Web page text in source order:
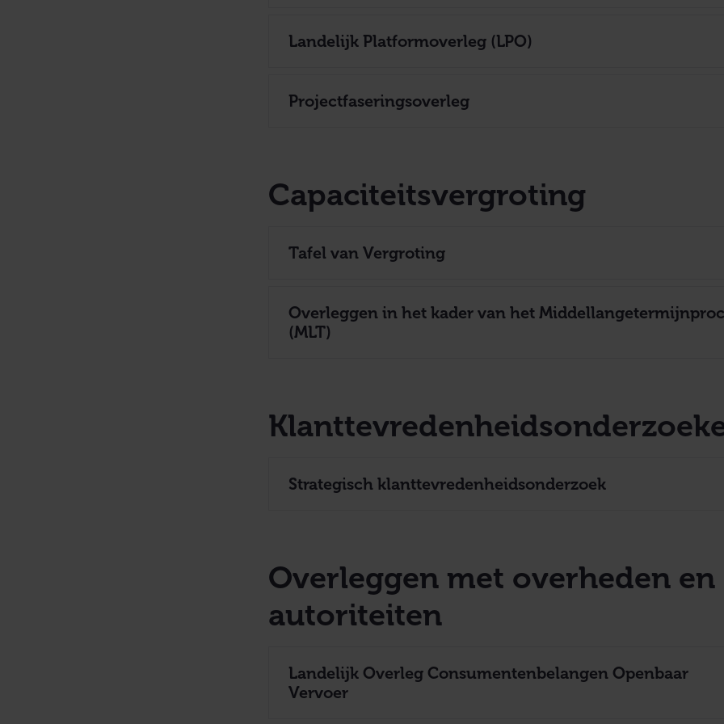
Landelijk Platformoverleg (LPO)
Projectfaseringsoverleg
Capaciteitsvergroting
Tafel van Vergroting
Overleggen in het kader van het
(MLT)
Strategisch klanttevredenheidsonderzoek
Overleggen met overheden en
autoriteiten
Landelijk Overleg Consumentenbelangen Openbaar
Vervoer